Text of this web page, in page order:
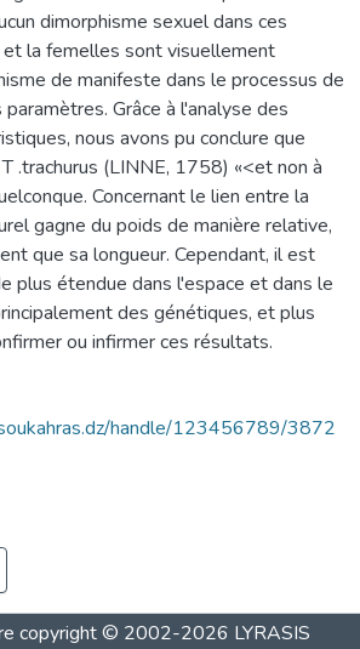
dimorphisme sexuel dans ces
la femelles sont visuellement
de manifeste dans le processus de
Grâce à l'analyse des
nous avons pu conclure que
.trachurus (LINNE, 1758) «<et non à
Concernant le lien entre la
gagne du poids de manière relative,
que sa longueur. Cependant, il est
plus étendue dans l'espace et dans le
des génétiques, et plus
ou infirmer ces résultats.
handle/123456789/3872
copyright © 2002-2026 LYRASIS